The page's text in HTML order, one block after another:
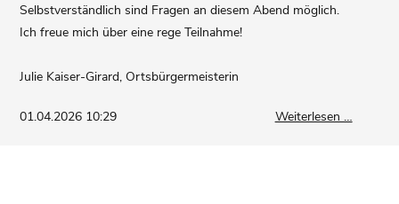
Selbstverständlich sind Fragen an diesem Abend möglich.
Ich freue mich über eine rege Teilnahme!
Julie Kaiser-Girard, Ortsbürgermeisterin
01.04.2026 10:29 Weiterlesen …